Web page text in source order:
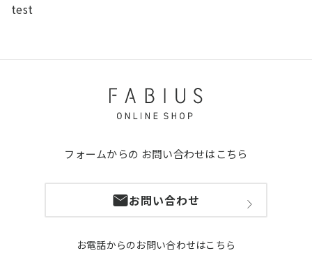
test
フォームからの お問い合わせはこちら
お問い合わせ
お電話からのお問い合わせはこちら